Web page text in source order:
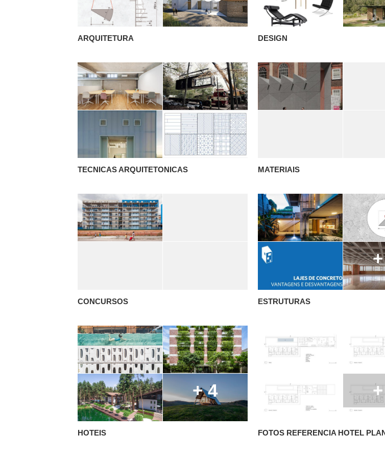
ARQUITETURA DESIGN
TECNICAS ARQUITETONICAS MATERIAIS
CONCURSOS ESTRUTURAS
+ 4
HOTEIS FOTOS REFERENCIA HOTEL